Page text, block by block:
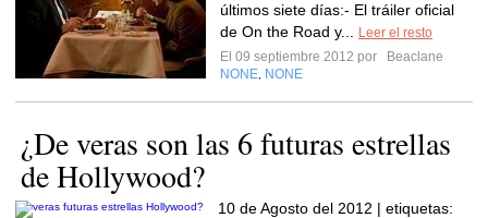
últimos siete días:- El tráiler oficial
de On the Road y...
Leer el resto
El 09 septiembre 2012 por
Beaclane
NONE NONE
¿De veras son las 6 futuras estrellas
de Hollywood?
10 de Agosto del 2012 | etiquetas: